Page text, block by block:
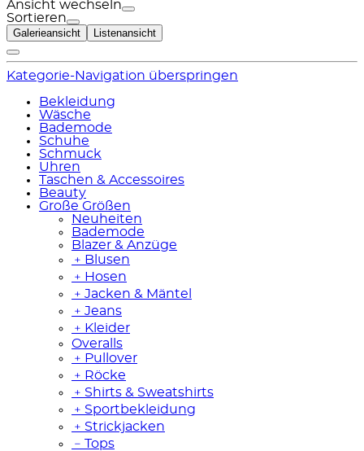
Ansicht wechseln
Sortieren
Galerieansicht Listenansicht
Kategorie-Navigation überspringen
Bekleidung
Wäsche
Bademode
Schuhe
Schmuck
Uhren
Taschen & Accessoires
Beauty
Große Größen
Neuheiten
Bademode
Blazer & Anzüge
﹢ Blusen
﹢ Hosen
﹢ Jacken & Mäntel
﹢ Jeans
﹢ Kleider
Overalls
﹢ Pullover
﹢ Röcke
﹢ Shirts & Sweatshirts
﹢ Sportbekleidung
﹢ Strickjacken
﹣ Tops